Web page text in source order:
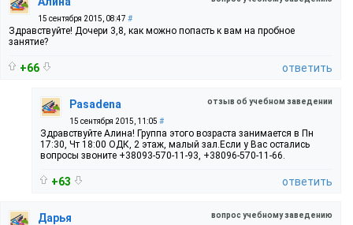
15 сентября 2015, 08:47 #
Здравствуйте! Дочери 3,8, как можно попасть к вам на пробное
занятие?
+66 ответить
отзыв об учебном заведении
Pasadena
15 сентября 2015, 11:05 #
Здравствуйте Алина! Группа этого возраста занимается в Пн
17:30, Чт 18:00 ОДК, 2 этаж, малый зал.Если у Вас остались
вопросы звоните +38093-570-11-93, +38096-570-11-66.
+63 ответить
вопрос учебному заведению
Дарья